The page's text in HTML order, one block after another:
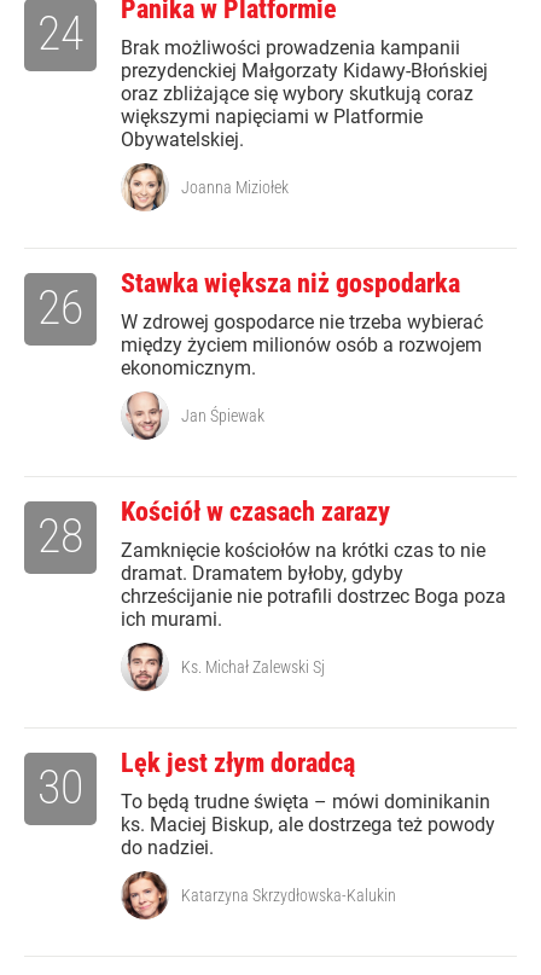
Panika w Platformie
Brak możliwości prowadzenia kampanii
prezydenckiej Małgorzaty Kidawy-Błońskiej
oraz zbliżające się wybory skutkują coraz
większymi napięciami w Platformie
Obywatelskiej.
24
Joanna Miziołek
Stawka większa niż gospodarka
W zdrowej gospodarce nie trzeba wybierać
między życiem milionów osób a rozwojem
ekonomicznym.
26
Jan Śpiewak
Kościół w czasach zarazy
Zamknięcie kościołów na krótki czas to nie
dramat. Dramatem byłoby, gdyby
chrześcijanie nie potrafili dostrzec Boga poza
ich murami.
28
Ks. Michał Zalewski Sj
Lęk jest złym doradcą
To będą trudne święta – mówi dominikanin
ks. Maciej Biskup, ale dostrzega też powody
do nadziei.
30
Katarzyna Skrzydłowska-Kalukin